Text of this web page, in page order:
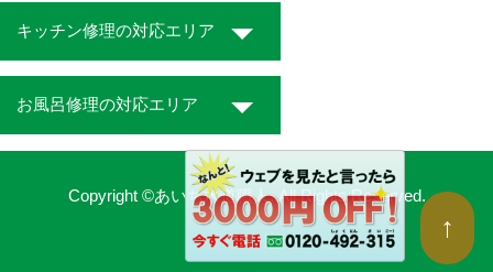
キッチン修理の対応エリア
お風呂修理の対応エリア
Copyright ©あいち水道職人. All Rights Reserved.
↑